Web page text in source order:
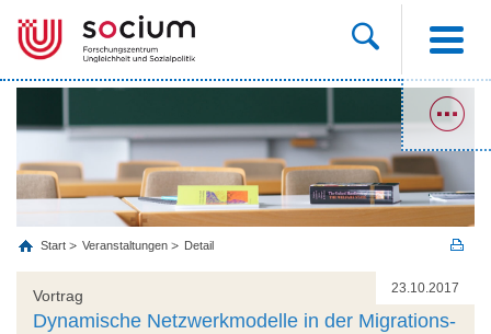
Start Veranstaltungen Detail
23.10.2017
Vortrag
Dynamische Netzwerkmodelle in der Migrations-